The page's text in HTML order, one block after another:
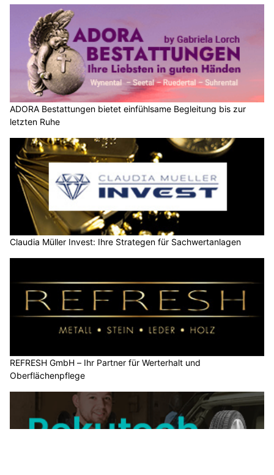
ADORA Bestattungen bietet einfühlsame Begleitung bis zur
letzten Ruhe
Claudia Müller Invest: Ihre Strategen für Sachwertanlagen
REFRESH GmbH – Ihr Partner für Werterhalt und
Oberflächenpflege